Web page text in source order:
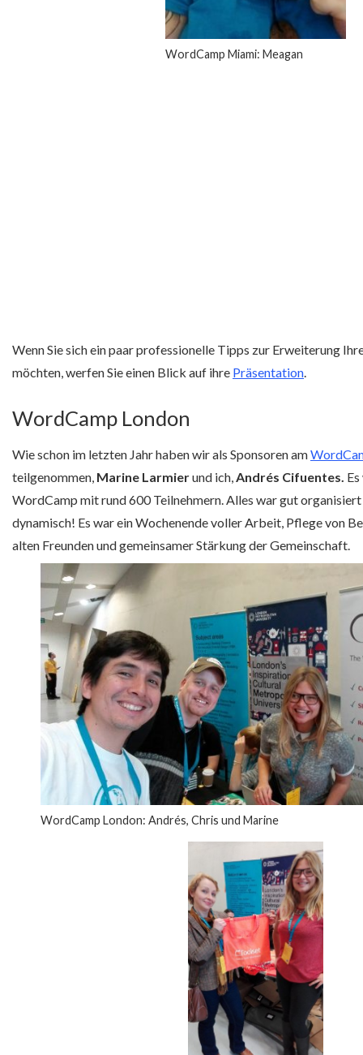
WordCamp Miami: Meagan
Wenn Sie sich ein paar professionelle Tipps zur Erweiterung
möchten, werfen Sie einen Blick auf ihre Präsentation.
WordCamp London
Wie schon im letzten Jahr haben wir als Sponsoren am
teilgenommen, Marine Larmierund ich,Andrés Cifuentes.
WordCamp mit rund 600 Teilnehmern. Alles war gut
dynamisch! Es war ein Wochenende voller Arbeit, Pflege von
alten Freunden und gemeinsamer Stärkung der Gemeinschaft.
WordCamp London: Andrés, Chris und Marine